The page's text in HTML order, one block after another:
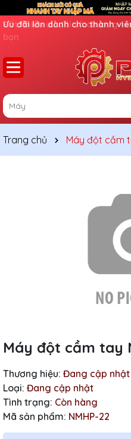
Ưu đãi lớn dành cho thành
Trang chủ Máy đột cầm
Máy đột cầm tay
Thương hiệu: Đang cập nhật
Loại: Đang cập nhật
Tình trạng: Còn hàng
Mã sản phẩm: NMHP-22